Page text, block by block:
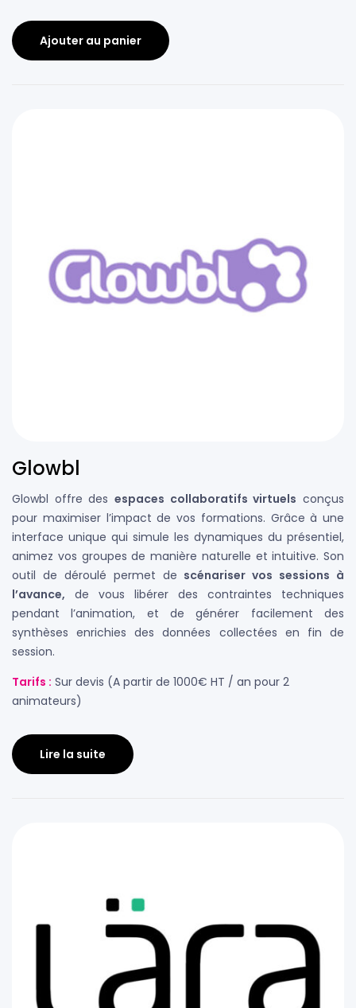
Ajouter au panier
Glowbl
Glowbl offre des espaces collaboratifs virtuels conçus
pour maximiser l’impact de vos formations. Grâce à une
interface unique qui simule les dynamiques du présentiel,
animez vos groupes de manière naturelle et intuitive. Son
outil de déroulé permet de scénariser vos sessions à
l’avance, de vous libérer des contraintes techniques
pendant l’animation, et de générer facilement des
synthèses enrichies des données collectées en fin de
session.
Tarifs : Sur devis (A partir de 1000€ HT / an pour 2
animateurs)
Lire la suite